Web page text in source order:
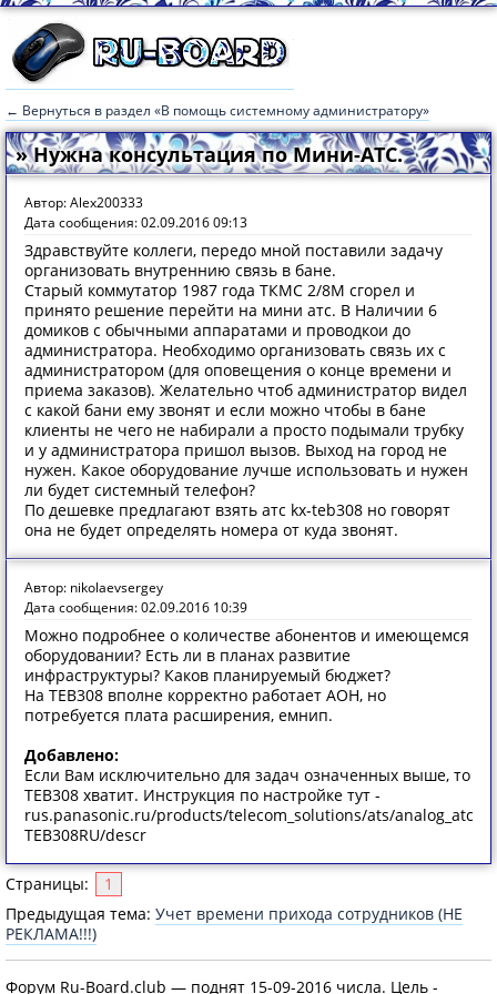
← Вернуться в раздел «В помощь системному администратору»
» Нужна консультация по Мини-АТС.
Автор: Alex200333
Дата сообщения: 02.09.2016 09:13
Здравствуйте коллеги, передо мной поставили задачу
организовать внутреннию связь в бане.
Старый коммутатор 1987 года ТКМС 2/8М сгорел и
принято решение перейти на мини атс. В Наличии 6
домиков с обычными аппаратами и проводкои до
администратора. Необходимо организовать связь их с
администратором (для оповещения о конце времени и
приема заказов). Желательно чтоб администратор видел
с какой бани ему звонят и если можно чтобы в бане
клиенты не чего не набирали а просто подымали трубку
и у администратора пришол вызов. Выход на город не
нужен. Какое оборудование лучше использовать и нужен
ли будет системный телефон?
По дешевке предлагают взять атс kx-teb308 но говорят
она не будет определять номера от куда звонят.
Автор: nikolaevsergey
Дата сообщения: 02.09.2016 10:39
Можно подробнее о количестве абонентов и имеющемся
оборудовании? Есть ли в планах развитие
инфраструктуры? Каков планируемый бюджет?
На TEB308 вполне корректно работает АОН, но
потребуется плата расширения, емнип.
Добавлено:
Если Вам исключительно для задач означенных выше, то
TEB308 хватит. Инструкция по настройке тут -
rus.panasonic.ru/products/telecom_solutions/ats/analog_atc/
TEB308RU/descr
Страницы:
1
Предыдущая тема: Учет времени прихода сотрудников (НЕ
РЕКЛАМА!!!)
Форум Ru-Board.club — поднят 15-09-2016 числа. Цель -